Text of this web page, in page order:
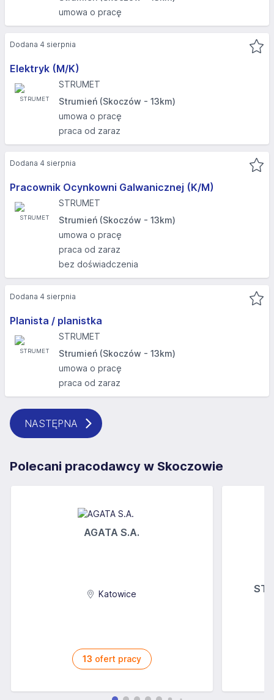
umowa o pracę
Elektryk (M/K)
STRUMET
Strumień (Skoczów - 13km)
umowa o pracę
praca od zaraz
Dodana 4 sierpnia
Pracownik Ocynkowni Galwanicznej (K/M)
STRUMET
Strumień (Skoczów - 13km)
umowa o pracę
praca od zaraz
bez doświadczenia
Dodana 4 sierpnia
Planista / planistka
STRUMET
Strumień (Skoczów - 13km)
umowa o pracę
praca od zaraz
Dodana 4 sierpnia
NASTĘPNA
Polecani pracodawcy w Skoczowie
AGATA S.A.
Katowice
13 ofert pracy